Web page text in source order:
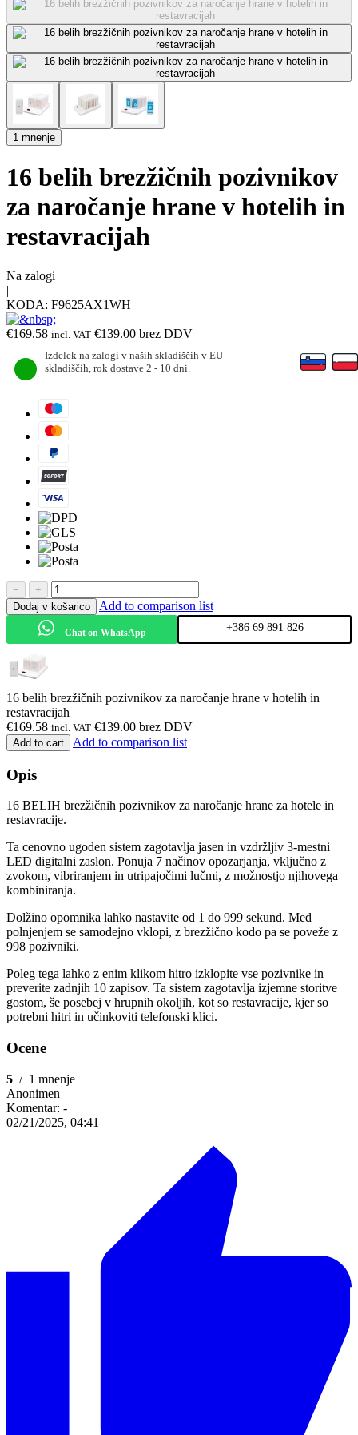
1 mnenje
16 belih brezžičnih pozivnikov
za naročanje hrane v hotelih in
restavracijah
Na zalogi
|
KODA: F9625AX1WH
€169.58 incl. VAT €139.00 brez DDV
Izdelek na zalogi v naših skladiščih v EU
skladiščih, rok dostave 2 - 10 dni.
−
+
Dodaj v košarico
Add to comparison list
Chat on WhatsApp +386 69 891 826
16 belih brezžičnih pozivnikov za naročanje hrane v hotelih in
restavracijah
€169.58 incl. VAT €139.00 brez DDV
Add to cart Add to comparison list
Opis
16 BELIH brezžičnih pozivnikov za naročanje hrane za hotele in
restavracije.
Ta cenovno ugoden sistem zagotavlja jasen in vzdržljiv 3-mestni
LED digitalni zaslon. Ponuja 7 načinov opozarjanja, vključno z
zvokom, vibriranjem in utripajočimi lučmi, z možnostjo njihovega
kombiniranja.
Dolžino opomnika lahko nastavite od 1 do 999 sekund. Med
polnjenjem se samodejno vklopi, z brezžično kodo pa se poveže z
998 pozivniki.
Poleg tega lahko z enim klikom hitro izklopite vse pozivnike in
preverite zadnjih 10 zapisov. Ta sistem zagotavlja izjemne storitve
gostom, še posebej v hrupnih okoljih, kot so restavracije, kjer so
potrebni hitri in učinkoviti telefonski klici.
Ocene
5 / 1 mnenje
Anonimen
Komentar: -
02/21/2025, 04:41